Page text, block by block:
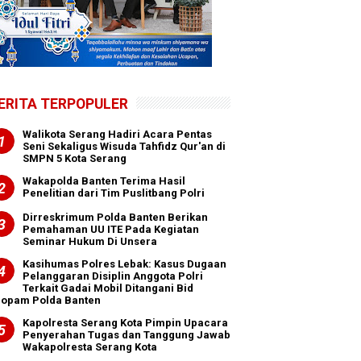
TERPOPULER
Walikota Serang Hadiri Acara Pentas
Seni Sekaligus Wisuda Tahfidz Qur'an di
SMPN 5 Kota Serang
Wakapolda Banten Terima Hasil
Penelitian dari Tim Puslitbang Polri
Dirreskrimum Polda Banten Berikan
Pemahaman UU ITE Pada Kegiatan
Seminar Hukum Di Unsera
Kasihumas Polres Lebak: Kasus Dugaan
Pelanggaran Disiplin Anggota Polri
Terkait Gadai Mobil Ditangani Bid
Polda Banten
Kapolresta Serang Kota Pimpin Upacara
Penyerahan Tugas dan Tanggung Jawab
Wakapolresta Serang Kota